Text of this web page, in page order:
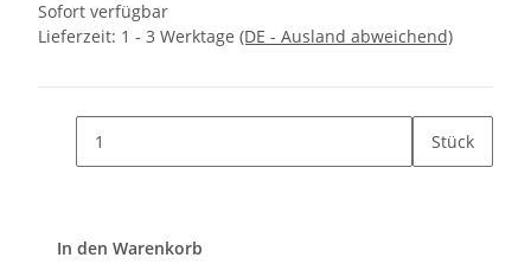
Sofort verfügbar
Lieferzeit: 1 - 3 Werktage (DE - Ausland abweichend)
Stück
In den Warenkorb